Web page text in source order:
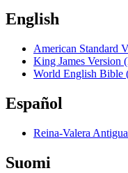
English
American Standard
King James Version
World English Bible
Español
Reina-Valera
Suomi